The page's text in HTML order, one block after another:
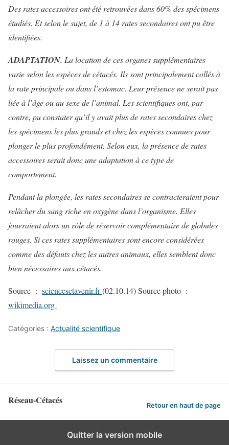
Des rates accessoires ont été retrouvées dans 60% des spécimens
étudiés. Et selon le sujet, de 1 à 14 rates secondaires ont pu être
identifiées.
ADAPTATION. La location de ces organes supplémentaires
varie selon les espèces de cétacés. Ils sont principalement collés à
la rate principale ou dans l’estomac. Leur présence ne serait pas
liée à l’âge ou au sexe de l’animal. Les scientifiques ont, par
contre, pu constater qu’il y avait plus de rates secondaires chez
les spécimens les plus grands et chez les espèces connues pour
plonger le plus profondément. Selon eux, la présence de rates
accessoires serait donc une adaptation à ce type de
comportement.
Pendant la plongée, les rates secondaires se contracteraient pour
relâcher du sang riche en oxygène dans l’organisme. Elles
joueraient alors un rôle de réservoir complémentaire de globules
rouges. Si ces rates supplémentaires sont encore considérées
comme des défauts chez les autres animaux, elles semblent donc
bien nécessaires aux cétacés.
Source : sciencesetavenir.fr(02.10.14) Source photo :
wikimedia.org
Catégories : Actualité scientifique
Laissez un commentaire
Réseau-Cétacés Retour en haut de page
Quitter la version mobile